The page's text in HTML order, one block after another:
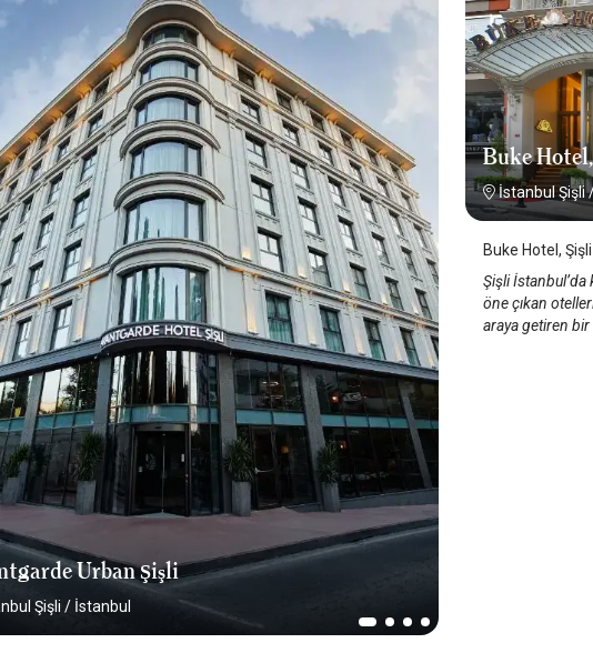
Urban Şişli
Şişli / İstanbul
Buke
İstanbul Şişli
Buke Hotel,
Şişli
öne çıkan
araya getiren